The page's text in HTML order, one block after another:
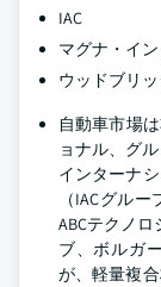
IAC
マグナ・イ
ウッドブリ
自動車市場
ョナル、グ
インターナ
（IACグル
ABCテクノ
ブ、ボルガ
が、軽量複